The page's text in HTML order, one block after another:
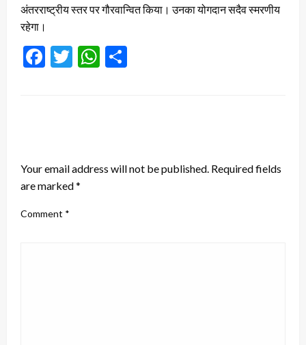
अंतरराष्ट्रीय स्तर पर गौरवान्वित किया। उनका योगदान सदैव स्मरणीय
रहेगा।
Facebook
TwitterWhatsApp
Your email address will not be published. Required fields
are marked*
Comment *